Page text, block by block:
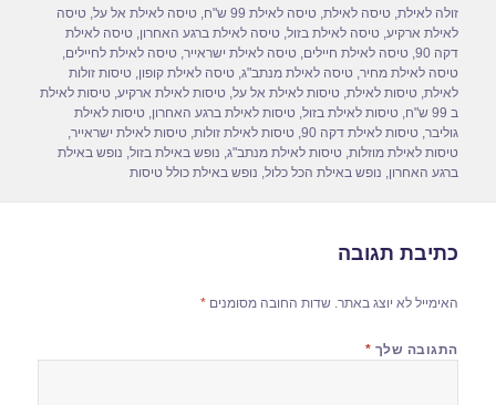
זולה לאילת,טיסה לאילת,טיסה לאילת 99 ש"ח ,טיסה לאילת אל על,טיסה
לאילת ארקיע,טיסה לאילת בזול,טיסה לאילת ברגע האחרון,טיסה לאילת
דקה 90
,טיסה לאילת חיילים,טיסה לאילת ישראייר,טיסה לאילת לחיילים,
טיסה לאילת מחיר,טיסה לאילת מנתב"ג,טיסה לאילת קופון,טיסות זולות
לאילת,טיסות לאילת,טיסות לאילת אל על,טיסות לאילת ארקיע,טיסות לאילת
ב 99 ש"ח
,טיסות לאילת בזול,טיסות לאילת ברגע האחרון,טיסות לאילת
גוליבר,טיסות לאילת דקה 90 ,טיסות לאילת זולות,טיסות לאילת ישראייר,
טיסות לאילת מוזלות,טיסות לאילת מנתב"ג, נופש באילת בזול, נופש באילת
ברגע האחרון, נופש באילת הכל כלול, נופש באילת כולל טיסות
כתיבת תגובה
האימייל לא יוצג באתר. שדות החובה מסומנים*
התגובה שלך *